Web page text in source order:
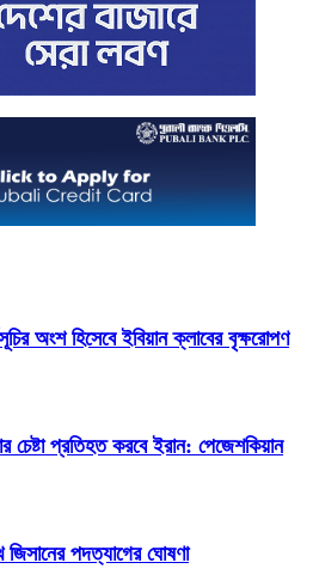
অংশ হিসেবে ইবিয়ান ক্লাবের বৃক্ষরোপণ
চেষ্টা প্রতিহত করবে ইরান: পেজেশকিয়ান
পদত্যাগের ঘোষণা